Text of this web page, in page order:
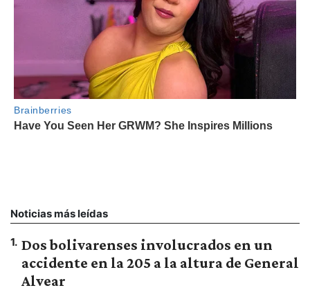
Noticias más leídas
1. Dos bolivarenses involucrados en un
accidente en la 205 a la altura de General
Alvear